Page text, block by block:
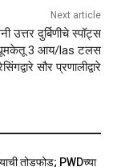
Next article
उत्तर दुर्बिणीचे स्पॉट्स
3 आय/las टलस
सौर प्रणालीद्वारे
तोडफोड; PWDच्या